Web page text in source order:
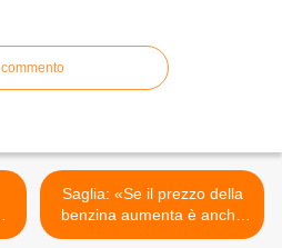
Saglia: «Se il prezzo della
benzina aumenta è anche
colpa degli italiani». Sarà